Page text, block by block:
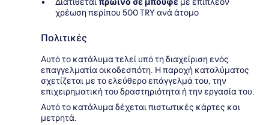
χρέωση περίπου 500 TRY ανά άτομο
Πολιτικές
Αυτό το κατάλυμα τελεί υπό τη διαχείριση ενός
επαγγελματία οικοδεσπότη. Η παροχή καταλύματος
σχετίζεται με το ελεύθερο επάγγελμά του, την
επιχειρηματική του δραστηριότητα ή την εργασία του.
Αυτό το κατάλυμα δέχεται πιστωτικές κάρτες και
μετρητά.